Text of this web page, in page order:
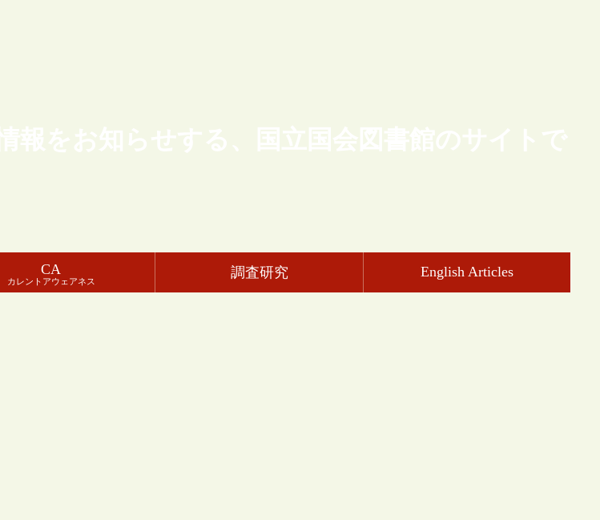
報をお知らせする、国立国会図書館のサイトで
CA
カレントアウェアネス
調査研究 English Articles